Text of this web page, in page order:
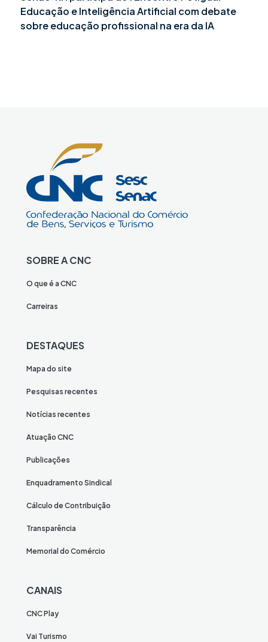
Educação e Inteligência Artificial com debate
sobre educação profissional na era da IA
SOBRE A CNC
O que é a CNC
Carreiras
DESTAQUES
Mapa do site
Pesquisas recentes
Notícias recentes
Atuação CNC
Publicações
Enquadramento Sindical
Cálculo de Contribuição
Transparência
Memorial do Comércio
CANAIS
CNC Play
Vai Turismo